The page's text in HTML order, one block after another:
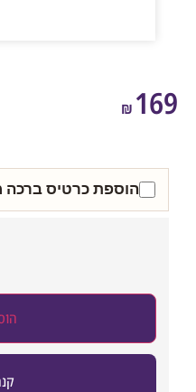
₪
הוספת כרטיס ברכה מעוצב
הוספה לסל
קנה עכשיו